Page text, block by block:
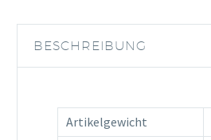
Menge
BESCHREIBUNG
Artikelgewicht